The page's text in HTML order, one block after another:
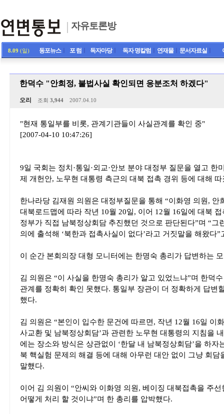
자유토론방
8.09 (일) 동포뉴스ㅣ 포 럼 독자마당ㅣ 독자 명칼럼 연재물ㅣ 문서자료실
한덕수 "안희정, 불법사실 확인되면 응분조처 하겠다"
오리 조회 3,944 2007.04.10
"현재 통일부를 비롯, 관계기관들이 사실관계를 확인 중"
[2007-04-10 10:47:26]
9일 국회는 정치·통일·외교·안보 분야 대정부 질문을 열고 한
제 개헌안, 노무현 대통령 측근의 대북 접촉 경위 등에 대해 따
한나라당 김재원 의원은 대정부질문을 통해 “이화영 의원, 안
대북로드맵에 따라 작년 10월 20일, 이어 12월 16일에 대북
정부가 직접 남북정상회담 추진했던 것으로 판단된다”며 “그
의에 출석해 ‘북한과 접촉사실이 없다’라고 거짓말을 해왔다”
이 순간 본회의장 대형 모니터에는 한명숙 총리가 답변하는
김 의원은 “이 사실을 한명숙 총리가 알고 있었느냐”며 한덕
관계를 정확히 확인 못했다. 통일부 장관이 더 정확하게 답변
했다.
김 의원은 “본인이 입수한 문건에 따르면, 작년 12월 16일 이
사교환 및 남북정상회담’과 관련한 노무현 대통령의 지침을
에는 장소와 방식은 상관없이 ‘한달 내 남북정상회담’을 하자
북 핵실험 문제의 해결 등에 대해 아무런 대안 없이 그냥 회담
말했다.
이어 김 의원이 “안씨와 이화영 의원, 베이징 대북접촉을 주
어떻게 처리 할 것이냐”며 한 총리를 압박했다.